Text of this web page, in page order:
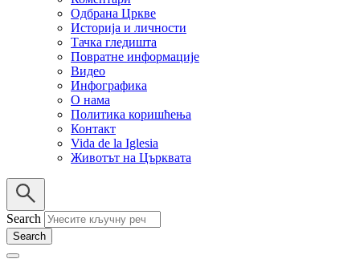
Одбрана Цркве
Историја и личности
Тачка гледишта
Повратне информације
Видео
Инфографика
О нама
Политика коришћења
Контакт
Vida de la Iglesia
Животът на Църквата
Search